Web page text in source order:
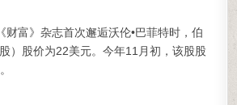
财富》杂志首次邂逅沃伦•巴菲特时，伯
）股价为22美元。今年11月初，该股股